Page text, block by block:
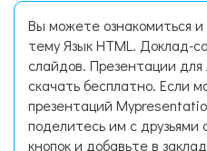
Вы можете ознакомиться
тему Язык HTML. Доклад-
слайдов. Презентации
скачать бесплатно. Если
презентаций
поделитесь им с друзьями
кнопок и добавьте в